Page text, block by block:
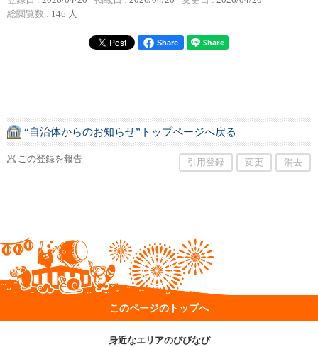
総閲覧数 : 146 人
Share
“自治体からのお知らせ”トップページへ戻る
この登録を報告 引用登録 変更 消去
このページのトップへ
身近なエリアのびびなび